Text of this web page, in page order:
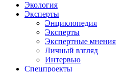
Экология
Эксперты
Энциклопедия
Эксперты
Экспертные мнения
Личный взгляд
Интервью
Спецпроекты